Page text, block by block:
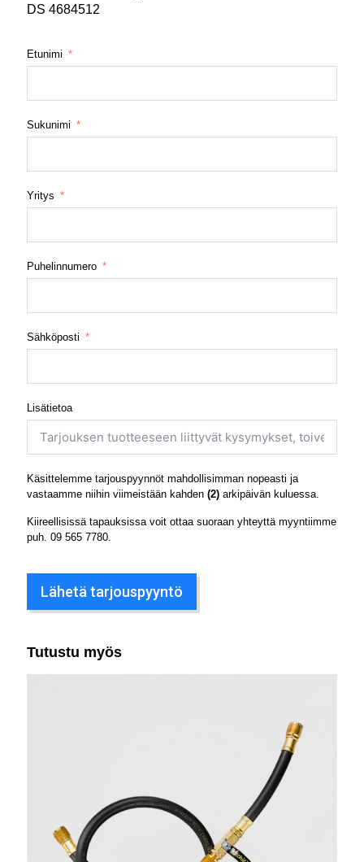
DS 4684512
Etunimi
Sukunimi
Yritys
Puhelinnumero
Sähköposti
Lisätietoa
Käsittelemme tarjouspyynnöt mahdollisimman nopeasti ja
vastaamme niihin viimeistään kahden (2) arkipäivän kuluessa.
Kiireellisissä tapauksissa voit ottaa suoraan yhteyttä myyntiimme
puh. 09 565 7780
Lähetä tarjouspyyntö
Tutustu myös